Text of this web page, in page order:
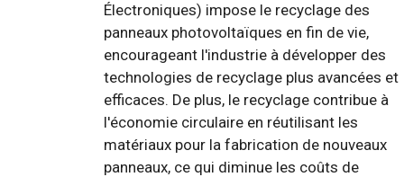
Électroniques) impose le recyclage des
panneaux photovoltaïques en fin de vie,
encourageant l'industrie à développer des
technologies de recyclage plus avancées et
efficaces. De plus, le recyclage contribue à
l'économie circulaire en réutilisant les
matériaux pour la fabrication de nouveaux
panneaux, ce qui diminue les coûts de